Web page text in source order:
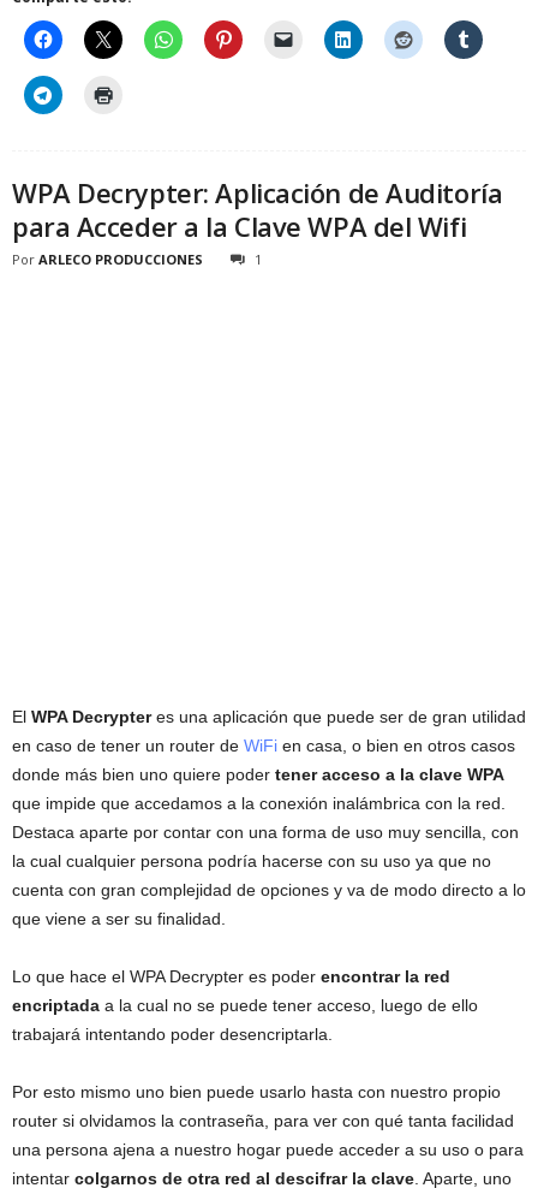
WPA Decrypter: Aplicación de Auditoría
para Acceder a la Clave WPA del Wifi
Por ARLECO PRODUCCIONES 1
El WPA Decrypteres una aplicación que puede ser de gran utilidad
en caso de tener un router de WiFi en casa, o bien en otros casos
donde más bien uno quiere poder tener acceso a la clave WPA
que impide que accedamos a la conexión inalámbrica con la red.
Destaca aparte por contar con una forma de uso muy sencilla, con
la cual cualquier persona podría hacerse con su uso ya que no
cuenta con gran complejidad de opciones y va de modo directo a lo
que viene a ser su finalidad.
Lo que hace el WPA Decrypter es poder encontrar la red
encriptada a la cual no se puede tener acceso, luego de ello
trabajará intentando poder desencriptarla.
Por esto mismo uno bien puede usarlo hasta con nuestro propio
router si olvidamos la contraseña, para ver con qué tanta facilidad
una persona ajena a nuestro hogar puede acceder a su uso o para
intentar colgarnos de otra red al descifrar la clave . Aparte, uno